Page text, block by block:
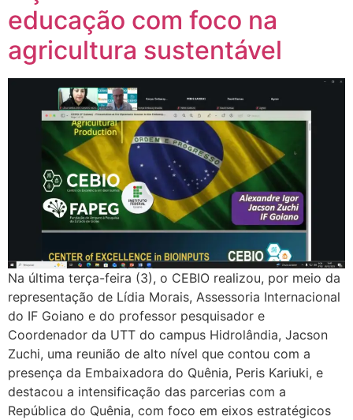
educação com foco na
agricultura sustentável
Na última terça-feira (3), o CEBIO realizou, por meio da
representação de Lídia Morais, Assessoria Internacional
do IF Goiano e do professor pesquisador e
Coordenador da UTT do campus Hidrolândia, Jacson
Zuchi, uma reunião de alto nível que contou com a
presença da Embaixadora do Quênia, Peris Kariuki, e
destacou a intensificação das parcerias com a
República do Quênia, com foco em eixos estratégicos